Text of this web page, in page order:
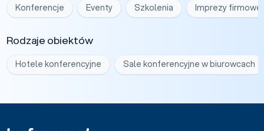
Konferencje Eventy Szkolenia Imprezy firmowe
Rodzaje obiektów
Hotele konferencyjne Sale konferencyjne w biurowcach